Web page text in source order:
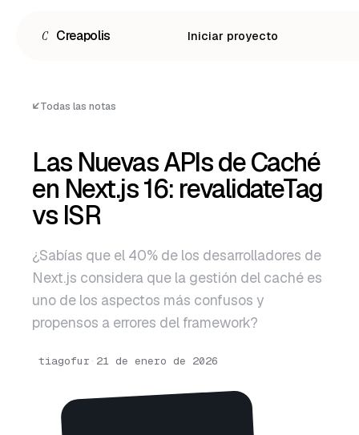
C Creapolis Iniciar proyecto
Español
English
Todas las notas
Las Nuevas APIs de Caché
en Next.js 16: revalidateTag
vs ISR
¿Sabías que el 40% de los desarrolladores de
Next.js considera que la gestión del caché es
uno de los aspectos más confusos y
propensos a errores del framework?
tiagofur · 21 de enero de 2026